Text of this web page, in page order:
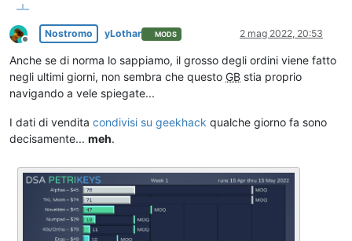
Non in linea
Nostromo yLothar MODS 2 mag 2022, 20:53
Anche se di norma lo sappiamo, il grosso degli ordini viene fatto
negli ultimi giorni, non sembra che questo GB stia proprio
navigando a vele spiegate...
I dati di vendita condivisi su geekhack qualche giorno fa sono
decisamente... meh.